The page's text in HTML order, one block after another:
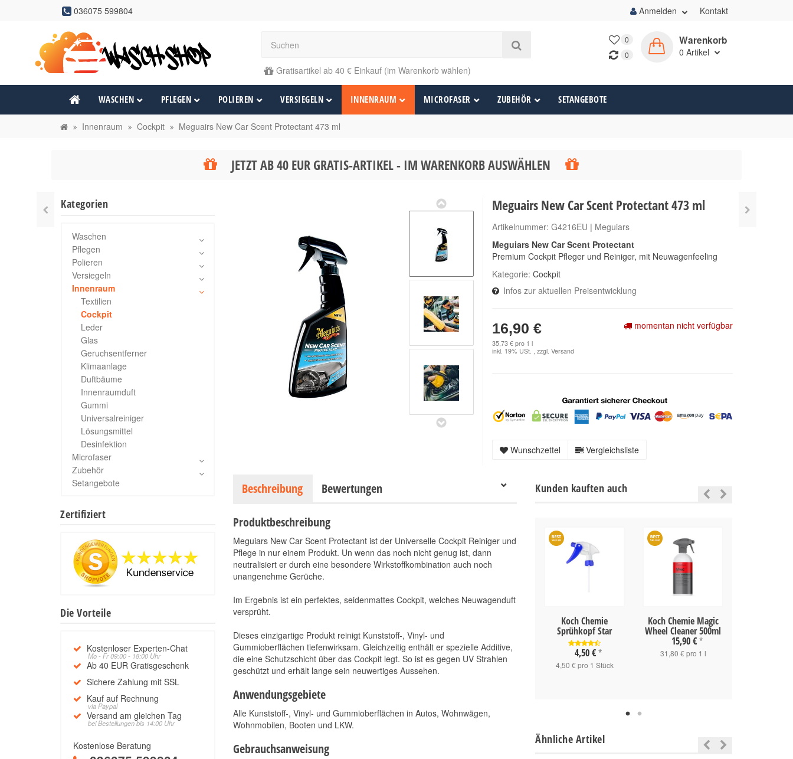
036075 599804 Anmelden Kontakt
Gratisartikel ab 40 € Einkauf (im Warenkorb wählen)
0
0
Warenkorb
0 Artikel
WASCHEN PFLEGEN POLIEREN VERSIEGELN INNENRAUM MICROFASER ZUBEHÖR SETANGEBOTE
Innenraum Cockpit Meguairs New Car Scent Protectant 473 ml
JETZT AB 40 EUR GRATIS-ARTIKEL - IM WARENKORB AUSWÄHLEN
Meguairs New Car Scent Protectant 473 ml
Artikelnummer:G4216EU | Meguiars
Meguiars New Car Scent Protectant
Premium Cockpit Pfleger und Reiniger, mit Neuwagenfeeling
Kategorie:Cockpit
Infos zur aktuellen Preisentwicklung
16,90 €
35,73 € pro 1 l
inkl. 19% USt. , zzgl.Versand
momentan nicht verfügbar
Wunschzettel Vergleichsliste
Beschreibung Bewertungen
Produktbeschreibung
Meguiars New Car Scent Protectant ist der Universelle Cockpit Reiniger und
Pflege in nur einem Produkt. Un wenn das noch nicht genug ist, dann
neutralisiert er durch eine besondere Wirkstoffkombination auch noch
unangenehme Gerüche.
Im Ergebnis ist ein perfektes, seidenmattes Cockpit, welches Neuwagenduft
versprüht.
Dieses einzigartige Produkt reinigt Kunststoff-, Vinyl- und
Gummioberflächen tiefenwirksam. Gleichzeitig enthält er spezielle Additive,
die eine Schutzschicht über das Cockpit legt. So ist es gegen UV Strahlen
geschützt und erhält lange sein neuwertiges Aussehen.
Anwendungsgebiete
Alle Kunststoff-, Vinyl- und Gummioberflächen in Autos, Wohnwägen,
Wohnmobilen, Booten und LKW.
Gebrauchsanweisung
Kunden kauften auch
Star Gs | Set ADW
31,15 € *
31,15 € pro l
14,90 € *
14,90 € pro 1 l
Koch Chemie
Sprühkopf Star
4,50 € *
4,50 € pro 1 Stück
Koch Chemie Magic
Wheel Cleaner 500ml
15,90 € *
31,80 € pro 1 l
Ähnliche Artikel
Kategorien
Waschen
Pflegen
Polieren
Versiegeln
Innenraum
Textilien
Cockpit
Leder
Glas
Geruchsentferner
Klimaanlage
Duftbäume
Innenraumduft
Gummi
Universalreiniger
Lösungsmittel
Desinfektion
Microfaser
Zubehör
Setangebote
Zertifiziert
Die Vorteile
Kostenloser Experten-Chat
Mo - Fr 09:00 - 18:00 Uhr
Ab 40 EUR Gratisgeschenk
Sichere Zahlung mit SSL
Kauf auf Rechnung
via Paypal
Versand am gleichen Tag
bei Bestellungen bis 14:00 Uhr
Kostenlose Beratung